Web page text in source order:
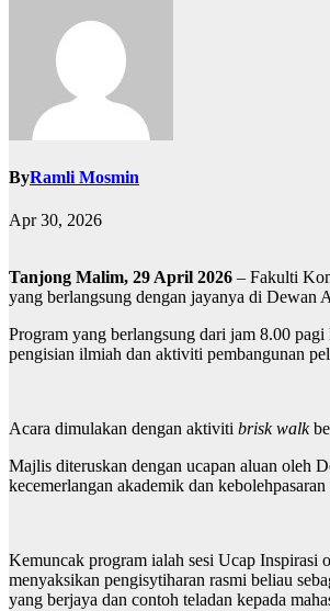
ByRamli Mosmin
Apr 30, 2026
Tanjong Malim, 29 April 2026 – Fakulti
yang berlangsung dengan jayanya di Dewan
Program yang berlangsung dari jam 8.00
pengisian ilmiah dan aktiviti pembangunan
Acara dimulakan dengan aktiviti brisk walk
Majlis diteruskan dengan ucapan aluan oleh
kecemerlangan akademik dan
Kemuncak program ialah sesi Ucap
menyaksikan pengisytiharan rasmi beliau
yang berjaya dan contoh teladan kepada